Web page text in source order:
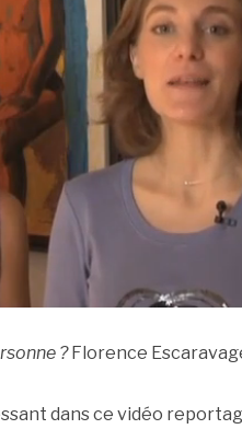
?Florence
dans ce vidéo